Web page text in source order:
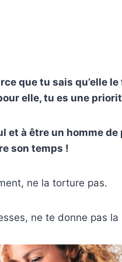
que tu sais qu’elle
elle, tu es une
et à être un homme
son temps !
ne la torture pas.
ne te donne pas